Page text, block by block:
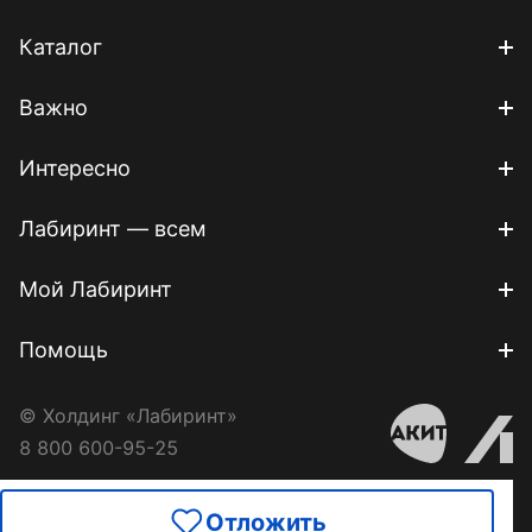
Отложить
Каталог
Важно
Интересно
Лабиринт — всем
Мой Лабиринт
Помощь
© Холдинг «Лабиринт»
8 800 600-95-25